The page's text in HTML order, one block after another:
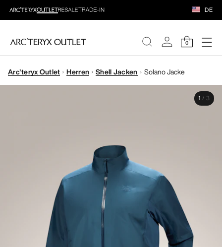
DE
0
DAMEN
Arc'teryx Outlet Herren Shell Jacken Solano Jacke
1 / 3